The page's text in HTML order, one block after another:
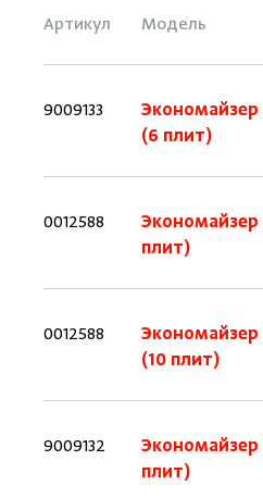
Артикул Модель
9009133
Экономайзер
(6 плит)
0012588
Экономайзер
плит)
0012588
Экономайзер
(10 плит)
9009132
Экономайзер
плит)